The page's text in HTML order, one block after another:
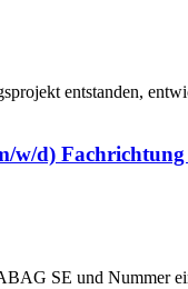
entstanden,
w/d)
SE und Nummer